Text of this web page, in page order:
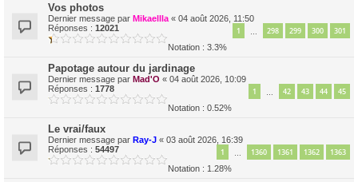
Vos photos
Dernier message par Mikaellla « 04 août 2026, 11:50
Réponses : 12021 1 298 299 300 301
Notation : 3.3%
Papotage autour du jardinage
Dernier message par Mad'O « 04 août 2026, 10:09
Réponses : 1778 1 42 43 44 45
Notation : 0.52%
Le vrai/faux
Dernier message par Ray-J « 03 août 2026, 16:39
Réponses : 54497 1 1360 1361 1362 1363
Notation : 1.28%